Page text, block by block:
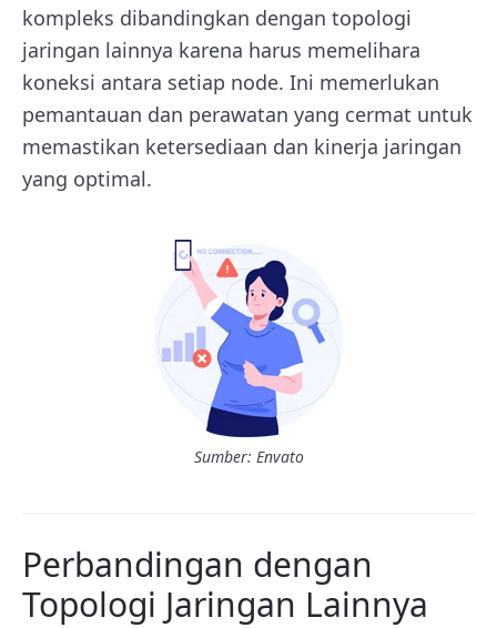
kompleks dibandingkan dengan topologi
jaringan lainnya karena harus memelihara
koneksi antara setiap node. Ini memerlukan
pemantauan dan perawatan yang cermat untuk
memastikan ketersediaan dan kinerja jaringan
yang optimal.
Sumber: Envato
Perbandingan dengan
Topologi Jaringan Lainnya